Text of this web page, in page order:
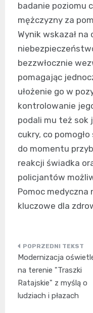
badanie poziomu
mężczyzny za
Wynik wskazał
bezzwłocznie
pomagając
ułożenie go w
kontrolowanie
podali mu też sok
cukry, co
do momentu
reakcji świadka
policjantów
Pomoc medyczna
kluczowe dla
Nawigacja
wpisu
Modernizacja
na terenie "Traszki
Ratajskie" z myślą o
ludziach i płazach